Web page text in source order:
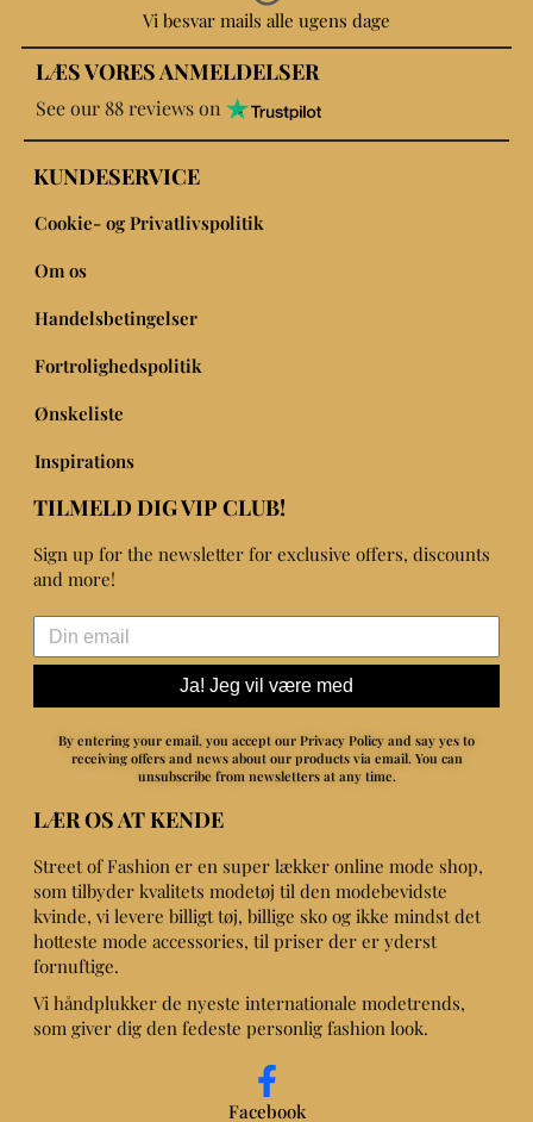
Vi besvar mails alle ugens dage
LÆS VORES ANMELDELSER
See our 88 reviews on
KUNDESERVICE
Cookie- og Privatlivspolitik
Om os
Handelsbetingelser
Fortrolighedspolitik
Ønskeliste
Inspirations
TILMELD DIG VIP CLUB!
Sign up for the newsletter for exclusive offers, discounts
and more!
Ja! Jeg vil være med
By entering your email, you accept our Privacy Policy and say yes to
receiving offers and news about our products via email. You can
unsubscribe from newsletters at any time.
LÆR OS AT KENDE
Street of Fashion er en super lækker online mode shop,
som tilbyder kvalitets modetøj til den modebevidste
kvinde, vi levere billigt tøj, billige sko og ikke mindst det
hotteste mode accessories, til priser der er yderst
fornuftige.
Vi håndplukker de nyeste internationale modetrends,
som giver dig den fedeste personlig fashion look.
Facebook